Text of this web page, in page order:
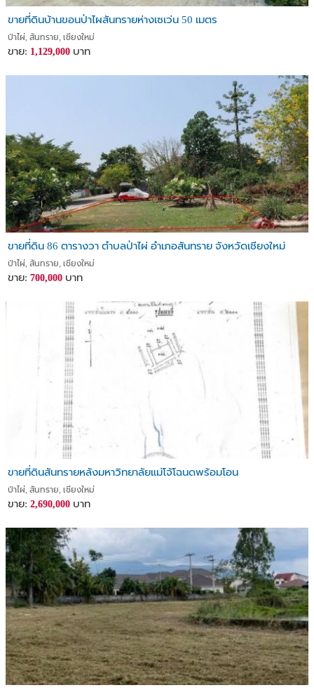
ขายที่ดินบ้านขอนป่าไผสันทรายห่างเซเว่น 50 เมตร
ป่าไผ่, สันทราย, เชียงใหม่
ขาย: 1,129,000 บาท
ขายที่ดิน 86 ตารางวา ตำบลป่าไผ่ อำเภอสันทราย จังหวัดเชียงใหม่
ป่าไผ่, สันทราย, เชียงใหม่
ขาย: 700,000 บาท
ขายที่ดินสันทรายหลังมหาวิทยาลัยแม่โจ้โฉนดพร้อมโอน
ป่าไผ่, สันทราย, เชียงใหม่
ขาย: 2,690,000 บาท